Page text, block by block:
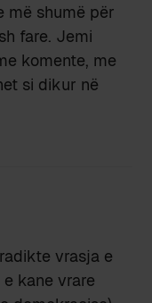
më shumë për
fare. Jemi
komente, me
si dikur në
vrasja e
kane vrare